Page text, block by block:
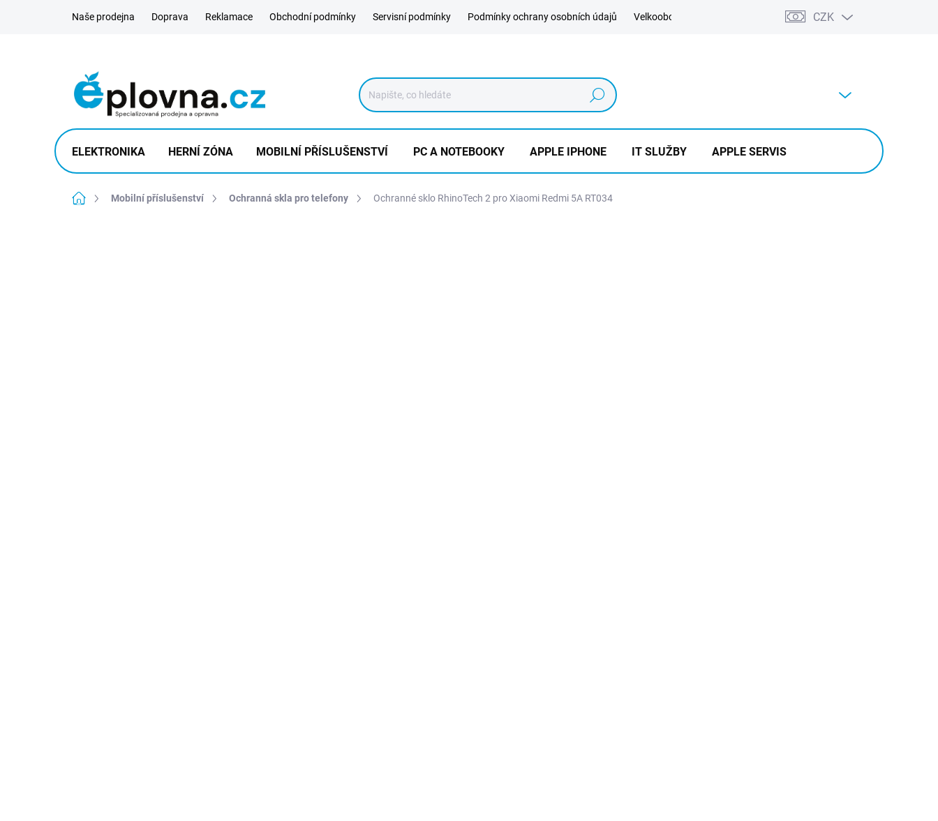
Naše prodejna Doprava Reklamace Obchodní podmínky Servisní podmínky Podmínky ochrany osobních údajů Velkoobchod Výkup CZK
Hledat
ELEKTRONIKA HERNÍ ZÓNA MOBILNÍ PŘÍSLUŠENSTVÍ PC A NOTEBOOKY APPLE IPHONE IT SLUŽBY APPLE SERVIS
Domů Mobilní příslušenství Ochranná skla pro telefony Ochranné sklo RhinoTech 2 pro Xiaomi Redmi 5A RT034